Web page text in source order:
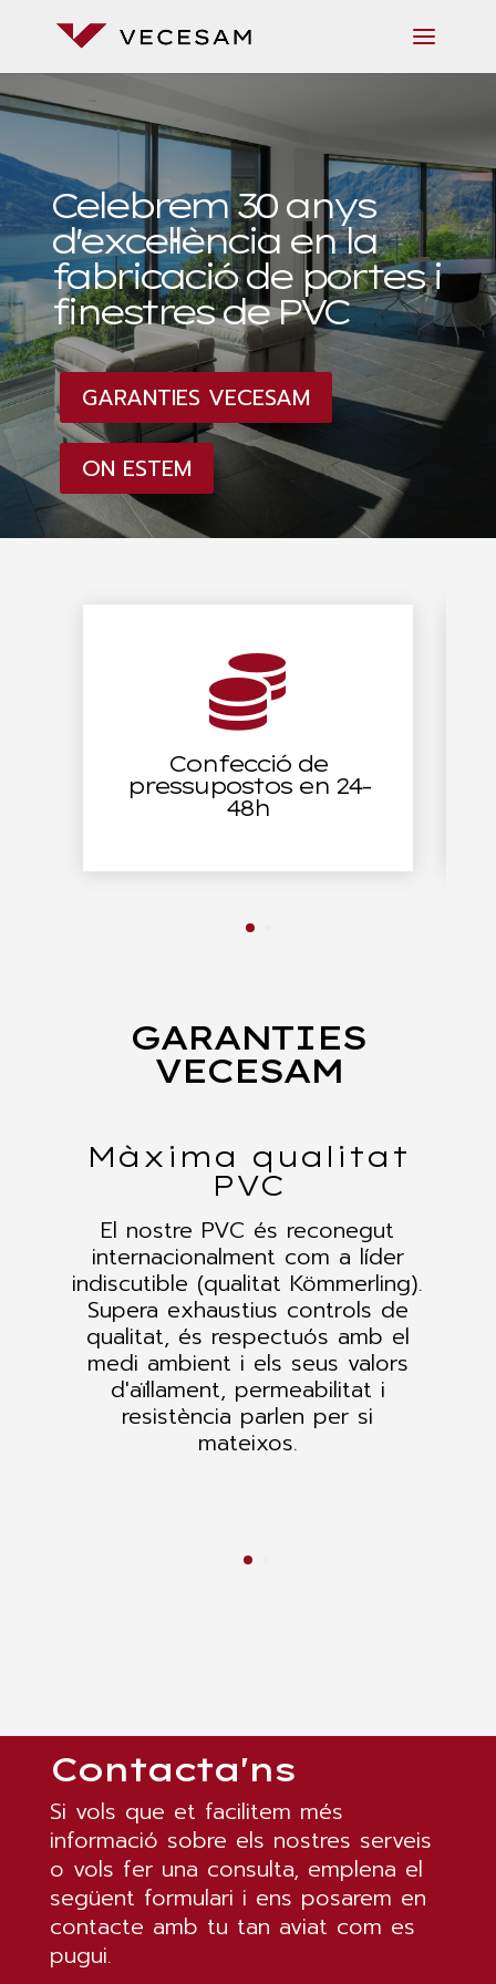
Celebrem 30 anys
d'excel·lència en la
fabricació de portes i
finestres de PVC
GARANTIES VECESAM
ON ESTEM

Confecció de
pressupostos en 24-
48h
GARANTIES
VECESAM
Màxima qualitat
PVC
El nostre PVC és reconegut
internacionalment com a líder
indiscutible (qualitat Kömmerling).
Supera exhaustius controls de
qualitat, és respectuós amb el
medi ambient i els seus valors
d'aïllament, permeabilitat i
resistència parlen per si
mateixos.
Contacta'ns
Si vols que et facilitem més
informació sobre els nostres serveis
o vols fer una consulta, emplena el
següent formulari i ens posarem en
contacte amb tu tan aviat com es
pugui.